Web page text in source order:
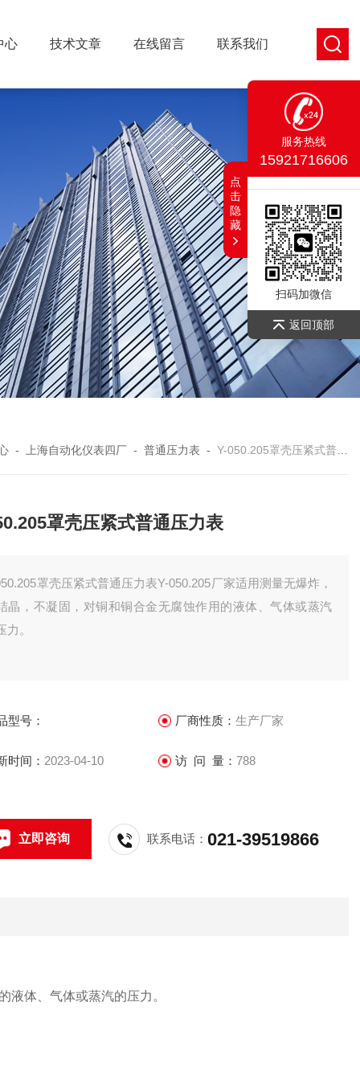
心 技术文章 在线留言 联系我们
- 上海自动化仪表四厂 -普通压力表 -Y-050.205罩壳压紧式普通压力表
罩壳压紧式普通压力表
罩壳压紧式普通压力表Y-050.205厂家适用测量无爆炸，
晶，不凝固，对铜和铜合金无腐蚀作用的液体、气体或蒸汽
力。
型号： 厂商性质： 生产厂家
时间： 2023-04-10 访 问 量： 788
立即咨询 联系电话：021-39519866
液体、气体或蒸汽的压力。
服务热线
15921716606
扫码加微信
返回顶部
点
击
隐
藏